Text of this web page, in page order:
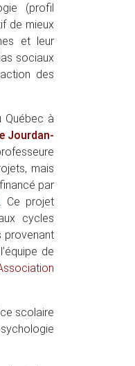
(profil
de mieux
et leur
sociaux
des
Québec à
Jourdan-
mais
par
Ce projet
cycles
provenant
de
scolaire